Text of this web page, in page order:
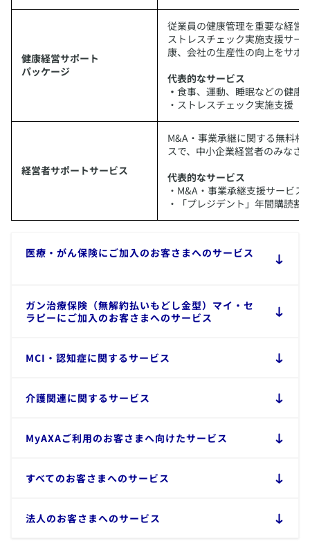
健康経営サポート
パッケージ
従業員の健康管理を重要な経営
ストレスチェック実施支援サー
康、会社の生産性の向上をサポ
代表的なサービス
・ 食事、運動、睡眠などの健康
・ストレスチェック実施支援
経営者サポートサービス
​M&A・事業承継に関する無料
スで、中小企業経営者のみなさ
代表的なサービス
・M&A・事業承継支援サービス
・「プレジデント」年間購読割
​医療・がん保険にご加入のお客さまへのサービス
​ガン治療保険（無解約払いもどし金型）マイ・セ
ラピーにご加入のお客さまへのサービス
​MCI・認知症に関するサービス
​介護関連に関するサービス
​MyAXAご利用のお客さまへ向けたサービス
​すべてのお客さまへのサービス
​法人のお客さまへのサービス